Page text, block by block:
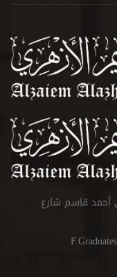
أحمد قاسم شارع